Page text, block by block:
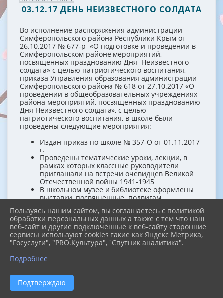
03.12.17 ДЕНЬ НЕИЗВЕСТНОГО СОЛДАТА
Во исполнение распоряжения администрации
Симферопольского района Республики Крым от
26.10.2017 № 677-р «О подготовке и проведении в
Симферопольском районе мероприятий,
посвященных празднованию Дня Неизвестного
солдата» с целью патриотического воспитания,
приказа Управления образования администрации
Симферопольского района № 618 от 27.10.2017 «О
проведении в общеобразовательных учреждениях
района мероприятий, посвященных празднованию
Дня Неизвестного солдата», с целью
патриотического воспитания, в школе были
проведены следующие мероприятия:
Издан приказ по школе № 357-О от 01.11.2017
г.
Проведены тематические уроки, лекции, в
рамках которых классные руководители
приглашали на встречи очевидцев Великой
Отечественной войны 1941-1945
В школьном музее и библиотеке оформлены
выставки, посвященные подвигам
защитникам Отечества
Проведена акция «Никто не забыт – ничто не
забыто. Расскажи о своих дедах». Сбор
материала и выпуск стенгазеты о героях-
соотечественниках.
Проведен школьный турнир по пионерболу
Дню Неизвестного Солдата.
Пользуясь нашим сайтом, вы соглашаетесь с политикой
обработки персональных данных а также с тем что наш
веб-сайт и другие подключенные к веб-сайту сторонние
сервисы используют cookies такие как Яндекс Метрика,
"Госуслуги", "PRO.Культура", "Спутник аналитика".
Подробнее
Подтверждаю